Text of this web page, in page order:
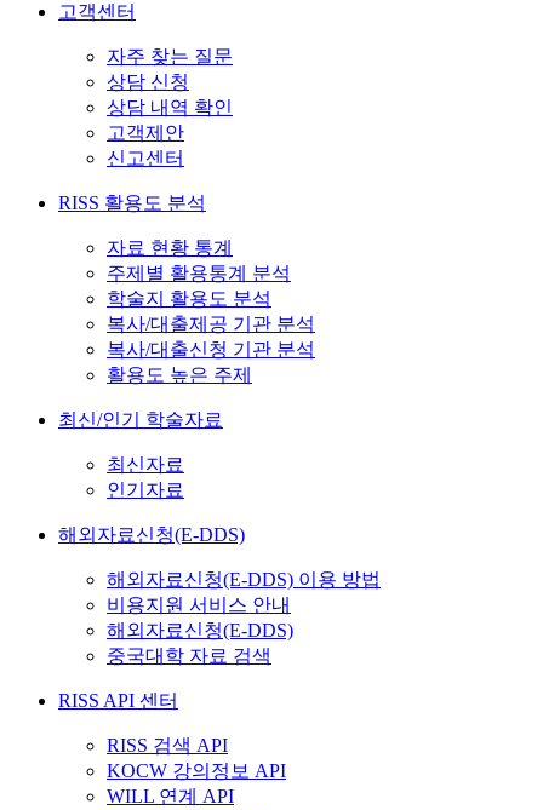
고객센터
자주 찾는 질문
상담 신청
상담 내역 확인
고객제안
신고센터
RISS 활용도 분석
자료 현황 통계
주제별 활용통계 분석
학술지 활용도 분석
복사/대출제공 기관 분석
복사/대출신청 기관 분석
활용도 높은 주제
최신/인기 학술자료
최신자료
인기자료
해외자료신청(E-DDS)
해외자료신청(E-DDS) 이용 방법
비용지원 서비스 안내
해외자료신청(E-DDS)
중국대학 자료 검색
RISS API 센터
RISS 검색 API
KOCW 강의정보 API
WILL 연계 API